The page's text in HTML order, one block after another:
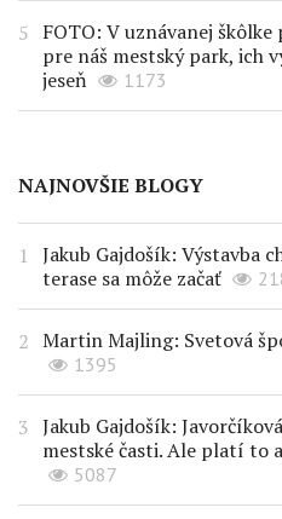
FOTO: V uznávanej
pre náš mestský park, ich
jeseň
1173
NAJNOVŠIE BLOGY
Jakub Gajdošík: Výstavba
terase sa môže začať
Martin Majling: Svetová
1395
Jakub Gajdošík:
mestské časti. Ale platí to
5087